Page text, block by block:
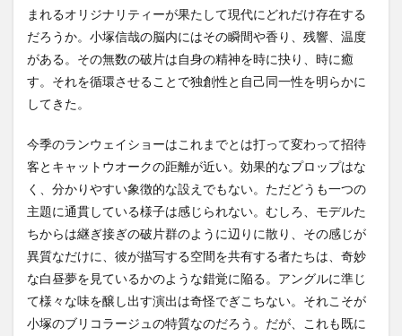
まれるオリジナリティーが果たして現代にどれだけ存在する
だろうか。小塚信哉の脳内にはその瞬間や香り、残響、温度
がある。その無数の破片は自身の精神を時に抉り、時に癒
す。それを循環させることで独創性と自己同一性を明らかに
してきた。
今季のランウェイショーはこれまでとは打って変わって招待
客とキャットウオークの距離が近い。効果的なプロップはな
く、分かりやすい象徴的な設えでもない。ただどうも一つの
主題に通貫している様子は感じられない。むしろ、モデルた
ちからは継ぎ接ぎの破片群のように辺りに散り、その感じが
異質なだけに、彼が描写する空間を共有する者たちは、奇妙
な白昼夢を見ているかのような錯覚に陥る。アングルに準じ
て様々な味を醸し出す演出は奇怪でぎこちない。それこそが
小塚のブリコラージュの特質なのだろう。だが、これも既に